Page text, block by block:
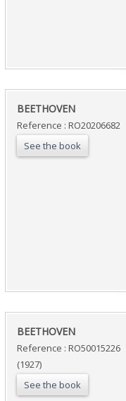
‎BEETHOVEN‎
Reference : RO20206682
See the book
‎BEETHOVEN‎
Reference : RO50015226
(1927)
See the book